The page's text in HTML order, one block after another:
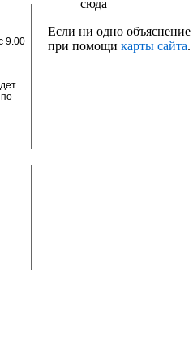
9.00
сюда
Если ни одно объяснение
при помощи карты сайта.